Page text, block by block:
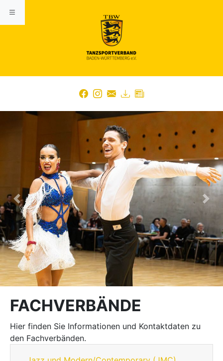
Previous Next
FACHVERBÄNDE
Hier finden Sie Informationen und Kontaktdaten zu
den Fachverbänden.